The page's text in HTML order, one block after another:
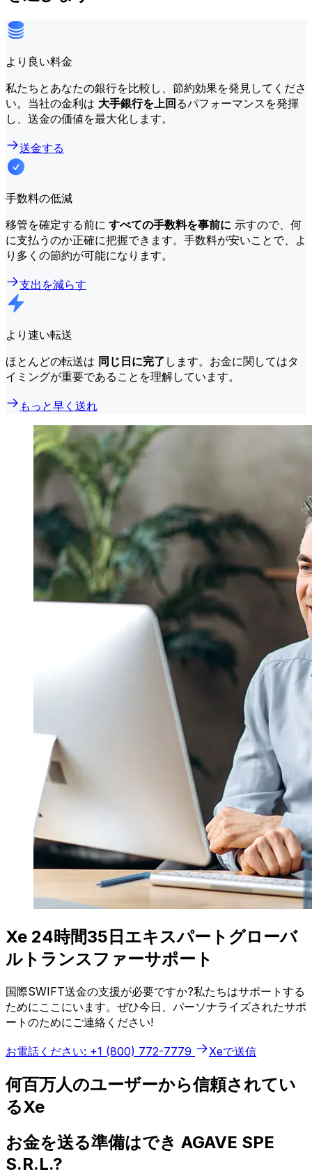
より良い料金
私たちとあなたの銀行を比較し、節約効果を発見してくださ
い。当社の金利は 大手銀行を上回るパフォーマンスを発揮
し、送金の価値を最大化します。
送金する
手数料の低減
移管を確定する前に すべての手数料を事前に 示すので、何
に支払うのか正確に把握できます。手数料が安いことで、よ
り多くの節約が可能になります。
支出を減らす
より速い転送
ほとんどの転送は 同じ日に完了 します。お金に関してはタ
イミングが重要であることを理解しています。
もっと早く送れ
Xe 24時間35日エキスパートグローバ
ルトランスファーサポート
国際SWIFT送金の支援が必要ですか?私たちはサポートする
ためにここにいます。ぜひ今日、パーソナライズされたサポ
ートのためにご連絡ください!
お電話ください: +1 (800) 772-7779 Xeで送信
何百万人のユーザーから信頼されてい
るXe
お金を送る準備はでき AGAVE SPE
S.R.L.?